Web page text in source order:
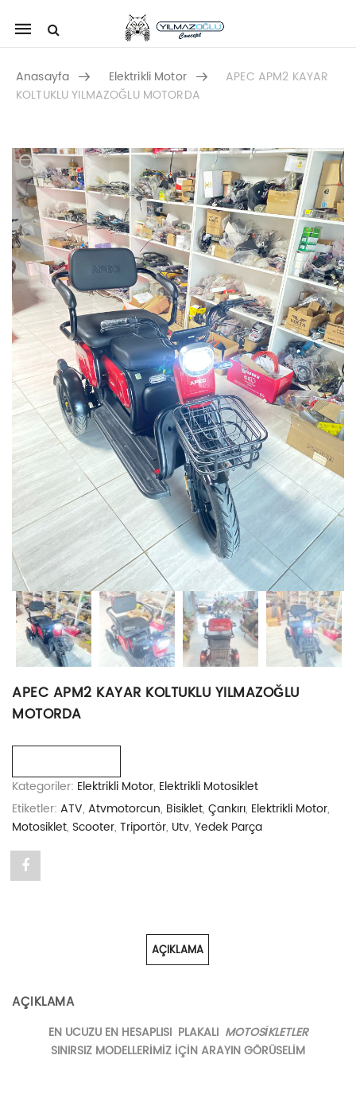
Mobile
Anasayfa Elektrikli Motor
APEC APM2 KAYAR
KOLTUKLU YILMAZOĞLU MOTORDA
Skip to content
APEC APM2 KAYAR KOLTUKLU YILMAZOĞLU
MOTORDA
Kategoriler: Elektrikli Motor, Elektrikli Motosiklet
Etiketler: ATV, Atvmotorcun, Bisiklet, Çankırı, Elektrikli Motor,
Motosiklet, Scooter, Triportör, Utv, Yedek Parça
Share
MOTORDA"
AÇIKLAMA
AÇIKLAMA
EN UCUZU EN HESAPLISI PLAKALI MOTOSİKLETLER
SINIRSIZ MODELLERİMİZ İÇİN ARAYIN GÖRÜSELİM